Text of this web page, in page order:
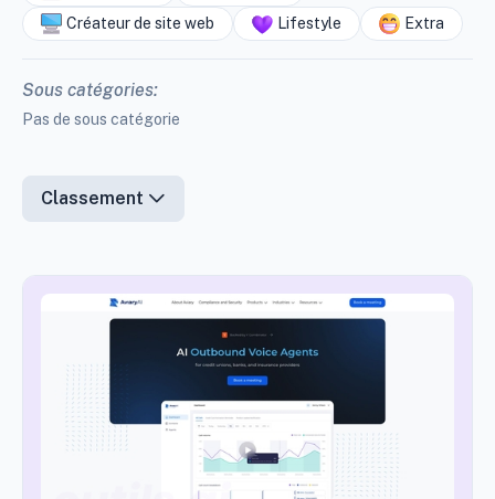
Créateur de site web
Lifestyle Extra
Sous catégories:
Pas de sous catégorie
Classement